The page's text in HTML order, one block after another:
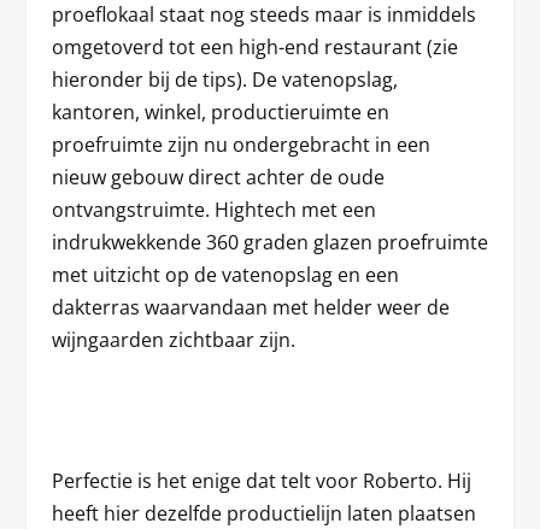
proeflokaal staat nog steeds maar is inmiddels
omgetoverd tot een high-end restaurant (zie
hieronder bij de tips). De vatenopslag,
kantoren, winkel, productieruimte en
proefruimte zijn nu ondergebracht in een
nieuw gebouw direct achter de oude
ontvangstruimte. Hightech met een
indrukwekkende 360 graden glazen proefruimte
met uitzicht op de vatenopslag en een
dakterras waarvandaan met helder weer de
wijngaarden zichtbaar zijn.
Perfectie is het enige dat telt voor Roberto. Hij
heeft hier dezelfde productielijn laten plaatsen